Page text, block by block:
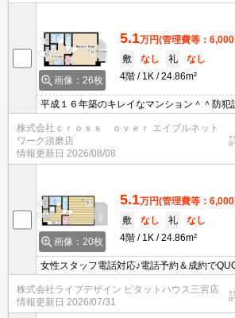
画像：26枚
5.1万円(管理費等：
敷
なし 礼
なし
4階
1K 24.86m²
平成１６年築のキレイなマンション＾＾防犯
株式会社ｃｒｏｓｓ ｏｖｅｒ エイブルネット
ワーク須磨店
情報更新日 2026/08/08
画像：20枚
5.1万円(管理費等：
敷
なし 礼
なし
4階
1K 24.86m²
女性スタッフ電話対応♪電話予約＆成約で
株式会社ライブデザイン ピタットハウス三宮店
情報更新日 2026/07/31